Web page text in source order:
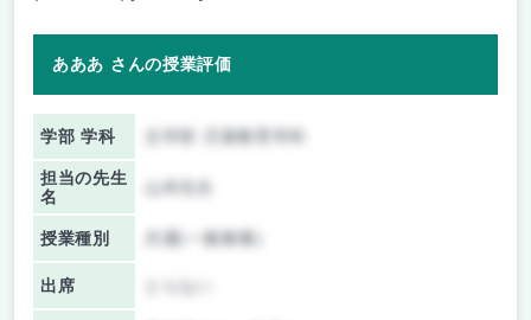
あああ さんの授業評価
学部 学科 文学部 児童教育学科
担当の先生
名
授業種別 共通(一般教養)
出席